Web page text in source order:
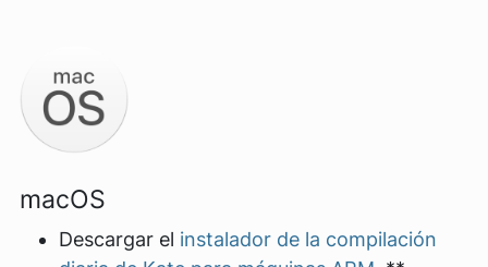
macOS
Descargar el instalador de la compilación